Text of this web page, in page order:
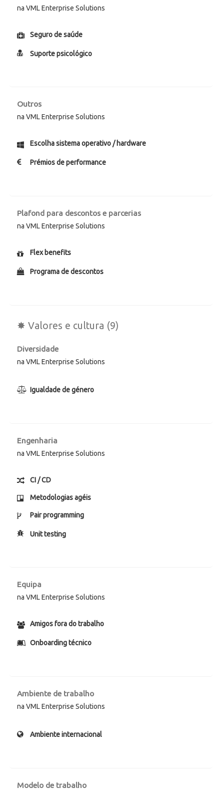
na VML Enterprise Solutions
Seguro de saúde
Suporte psicológico
Outros
na VML Enterprise Solutions
Escolha sistema operativo / hardware
Prémios de performance
Plafond para descontos e parcerias
na VML Enterprise Solutions
Flex benefits
Programa de descontos
✸ Valores e cultura (9)
Diversidade
na VML Enterprise Solutions
Igualdade de género
Engenharia
na VML Enterprise Solutions
CI / CD
Metodologias agéis
Pair programming
Unit testing
Equipa
na VML Enterprise Solutions
Amigos fora do trabalho
Onboarding técnico
Ambiente de trabalho
na VML Enterprise Solutions
Ambiente internacional
Modelo de trabalho